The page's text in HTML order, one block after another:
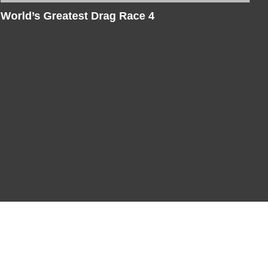
World’s Greatest Drag Race 4